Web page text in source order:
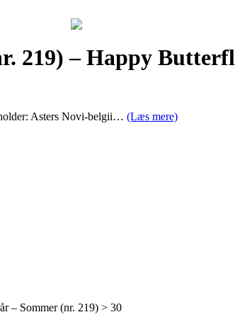
219) – Happy
Asters Novi-belgii… (Læs mere)
– Sommer (nr. 219) > 30